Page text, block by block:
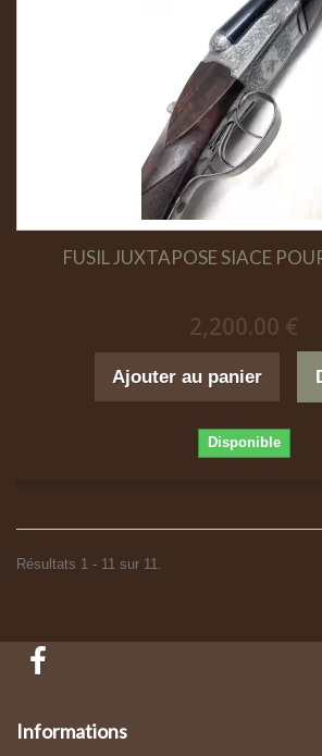
FUSIL JUXTAPOSE SIACE
2,200.00 €
Ajouter au panier
Disponible
Résultats 1 - 11 sur 11.
Informations